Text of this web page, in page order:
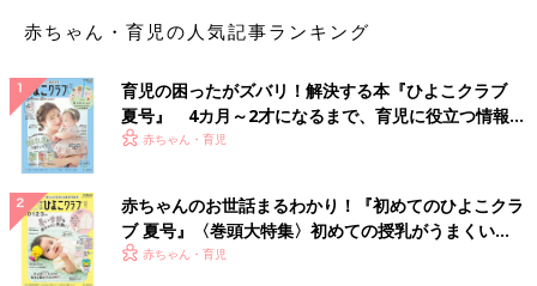
赤ちゃん・育児の人気記事ランキング
育児の困ったがズバリ！解決する本『ひよこクラブ
夏号』 4カ月～2才になるまで、育児に役立つ情報が
いっぱい！
赤ちゃん・育児
赤ちゃんのお世話まるわかり！『初めてのひよこクラ
ブ 夏号』〈巻頭大特集〉初めての授乳がうまくい
く！ おっぱい・ミルクの基本と夏のトラブル 解決テ
赤ちゃん・育児